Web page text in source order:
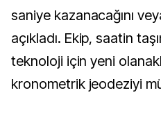
saniye kazanacağını
açıkladı. Ekip, saatin
teknoloji için yeni
kronometrik jeodeziyi